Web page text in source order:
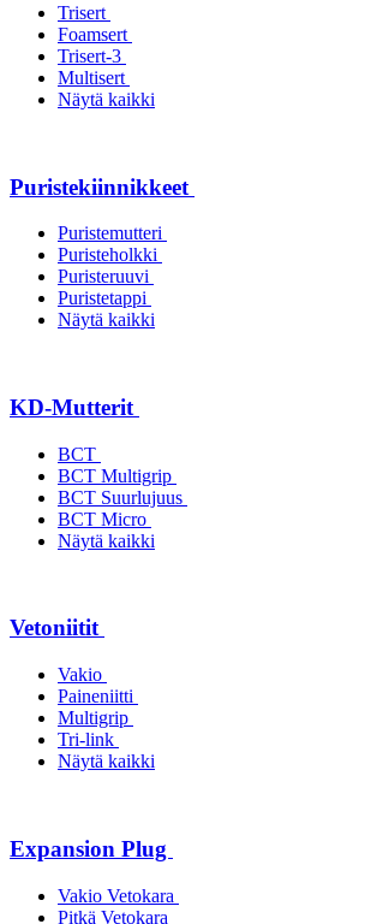
Trisert
Foamsert
Trisert-3
Multisert
Näytä kaikki
Puristekiinnikkeet
Puristemutteri
Puristeholkki
Puristeruuvi
Puristetappi
Näytä kaikki
KD-Mutterit
BCT
BCT Multigrip
BCT Suurlujuus
BCT Micro
Näytä kaikki
Vetoniitit
Vakio
Paineniitti
Multigrip
Tri-link
Näytä kaikki
Expansion Plug
Vakio Vetokara
Pitkä Vetokara